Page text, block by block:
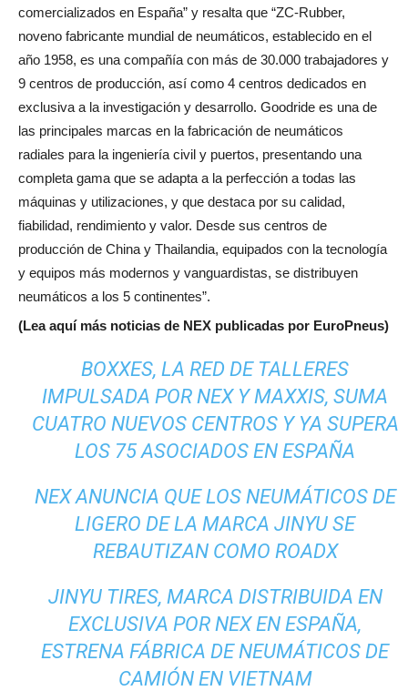
comercializados en España” y resalta que “ZC-Rubber,
noveno fabricante mundial de neumáticos, establecido en el
año 1958, es una compañía con más de 30.000 trabajadores y
9 centros de producción, así como 4 centros dedicados en
exclusiva a la investigación y desarrollo. Goodride es una de
las principales marcas en la fabricación de neumáticos
radiales para la ingeniería civil y puertos, presentando una
completa gama que se adapta a la perfección a todas las
máquinas y utilizaciones, y que destaca por su calidad,
fiabilidad, rendimiento y valor. Desde sus centros de
producción de China y Thailandia, equipados con la tecnología
y equipos más modernos y vanguardistas, se distribuyen
neumáticos a los 5 continentes”.
(Lea aquí más noticias de NEX publicadas por EuroPneus)
BOXXES, LA RED DE TALLERES
IMPULSADA POR NEX Y MAXXIS, SUMA
CUATRO NUEVOS CENTROS Y YA SUPERA
LOS 75 ASOCIADOS EN ESPAÑA
NEX ANUNCIA QUE LOS NEUMÁTICOS DE
LIGERO DE LA MARCA JINYU SE
REBAUTIZAN COMO ROADX
JINYU TIRES, MARCA DISTRIBUIDA EN
EXCLUSIVA POR NEX EN ESPAÑA,
ESTRENA FÁBRICA DE NEUMÁTICOS DE
CAMIÓN EN VIETNAM